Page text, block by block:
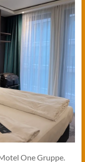
One Gruppe.